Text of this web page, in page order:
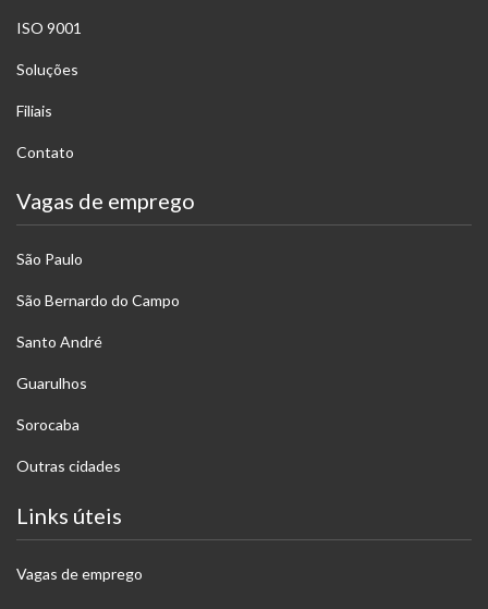
ISO 9001
Soluções
Filiais
Contato
Vagas de emprego
São Paulo
São Bernardo do Campo
Santo André
Guarulhos
Sorocaba
Outras cidades
Links úteis
Vagas de emprego